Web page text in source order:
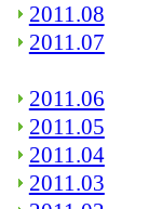
2011.08
2011.07
2011.06
2011.05
2011.04
2011.03